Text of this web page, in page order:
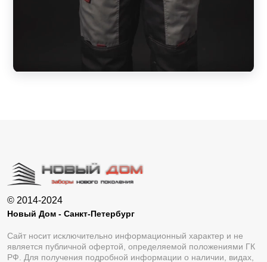
© 2014-2024
Новый Дом - Санкт-Петербург
Сайт носит исключительно информационный характер и не
является публичной офертой, определяемой положениями ГК
РФ. Для получения подробной информации о наличии, видах,